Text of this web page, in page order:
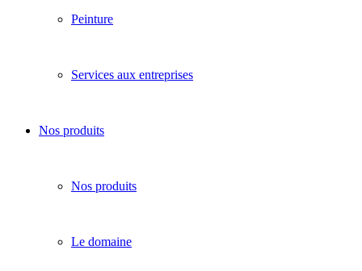
Peinture
Services aux entreprises
Nos produits
Nos produits
Le domaine